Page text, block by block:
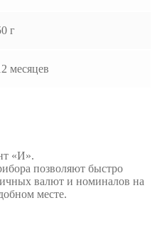
г
месяцев
«И».
позволяют быстро
валют и номиналов на
месте.